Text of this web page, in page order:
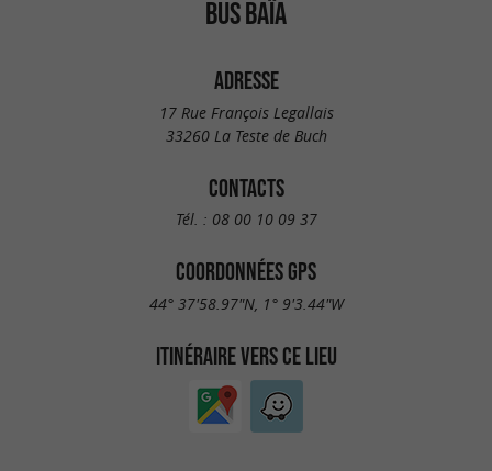
BUS BAÏA
ADRESSE
17 Rue François Legallais
33260 La Teste de Buch
CONTACTS
Tél. : 08 00 10 09 37
COORDONNÉES GPS
44° 37'58.97"N, 1° 9'3.44"W
ITINÉRAIRE VERS CE LIEU